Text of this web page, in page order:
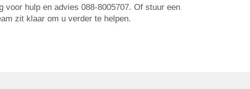
hulp en advies 088-8005707. Of stuur een
zit klaar om u verder te helpen.